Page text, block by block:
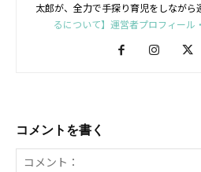
太郎が、全力で手探り育児をしなが
るについて】運営者プロフィール
コメントを書く